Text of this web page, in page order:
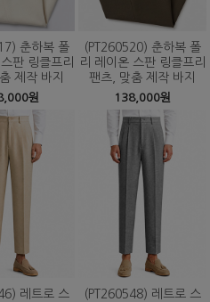
춘하복 폴
판 링클프리
제작 바지
원
(PT260520) 춘하복 폴
리 레이온 스판 링클프리
팬츠, 맞춤 제작 바지
138,000원
레트로 스
(PT260548) 레트로 스